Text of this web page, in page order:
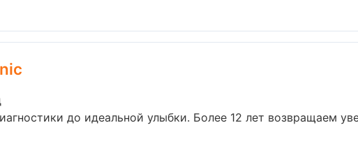
до идеальной улыбки. Более 12 лет возвращаем